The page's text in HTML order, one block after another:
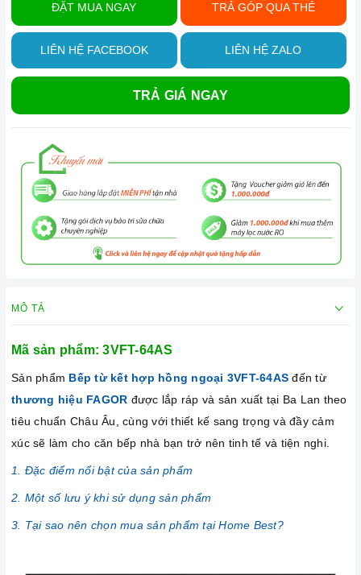
ĐẶT MUA NGAY TRẢ GÓP QUA THẺ
LIÊN HỆ FACEBOOK LIÊN HỆ ZALO
TRẢ GIÁ NGAY
MÔ TẢ
Mã sản phẩm: 3VFT-64AS
Sản phẩm Bếp từ kết hợp hồng ngoại 3VFT-64AS đến từ
thương hiệu FAGOR được lắp ráp và sản xuất tại Ba Lan theo
tiêu chuẩn Châu Âu, cùng với thiết kế sang trọng và đầy cảm
xúc sẽ làm cho căn bếp nhà bạn trở nên tinh tế và tiện nghi.
1. Đặc điểm nổi bật của sản phẩm
2. Một số lưu ý khi sử dụng sản phẩm
3. Tại sao nên chọn mua sản phẩm tại Home Best?